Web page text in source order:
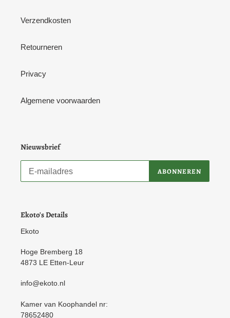
Verzendkosten
Retourneren
Privacy
Algemene voorwaarden
Nieuwsbrief
ABONNEREN
Ekoto's Details
Ekoto
Hoge Bremberg 18
4873 LE Etten-Leur
info@ekoto.nl
Kamer van Koophandel nr:
78652480